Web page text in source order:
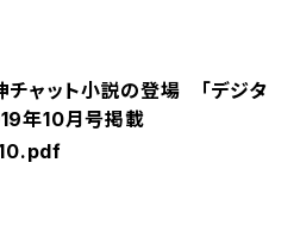
ャット小説の登場 「デジタ
年10月号掲載